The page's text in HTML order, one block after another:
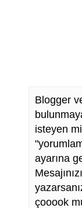
Blogger
isteyen
ayarına
çooook